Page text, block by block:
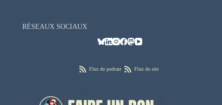
RÉSEAUX SOCIAUX
Flux du podcast Flux du site